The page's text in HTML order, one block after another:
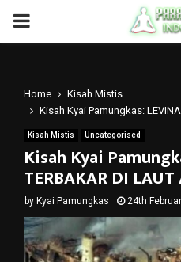
PRIMARY
Home
Kisah Mistis
Kisah Kyai Pamungkas:
Kisah Mistis Uncategorised
Kisah Kyai
TERBAKAR DI LAUT
by Kyai Pamungkas 24th